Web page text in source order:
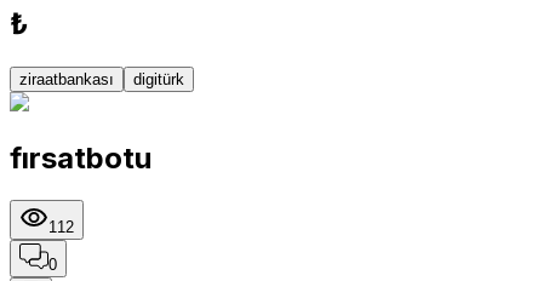
₺
ziraatbankası digitürk
fırsatbotu
112
0